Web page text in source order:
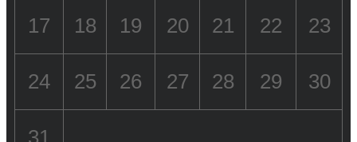
17 18 19 20 21 22 23
24 25 26 27 28 29 30
31